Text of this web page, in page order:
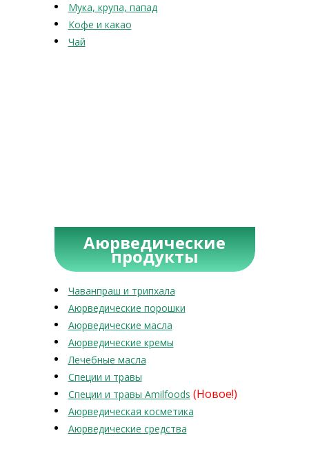
Мука, крупа, папад
Кофе и какао
Чай
Аюрведические
продукты
Чаванпраш и трипхала
Аюрведические порошки
Аюрведические масла
Аюрведические кремы
Лечебные масла
Специи и травы
Специи и травы Amilfoods (Новое!)
Аюрведическая косметика
Аюрведические средства